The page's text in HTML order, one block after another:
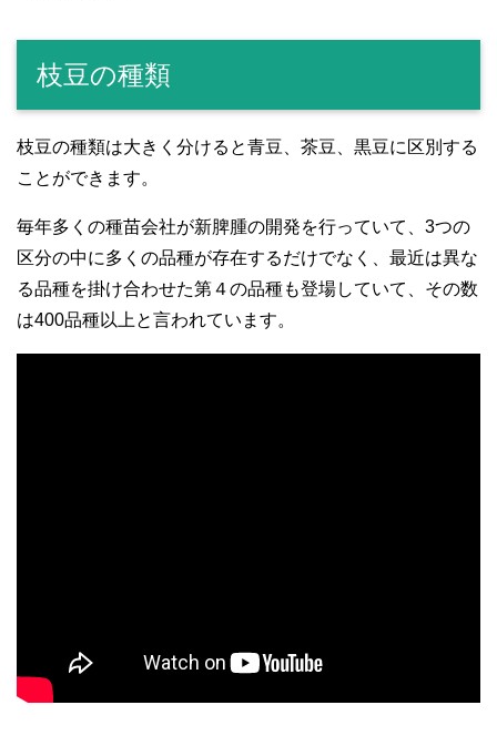
枝豆の種類
枝豆の種類は大きく分けると青豆、茶豆、黒豆に区別する
ことができます。
毎年多くの種苗会社が新脾腫の開発を行っていて、3つの
区分の中に多くの品種が存在するだけでなく、最近は異な
る品種を掛け合わせた第４の品種も登場していて、その数
は400品種以上と言われています。